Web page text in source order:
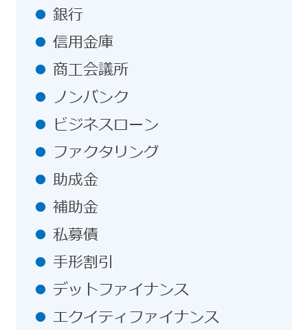
銀行
信用金庫
商工会議所
ノンバンク
ビジネスローン
ファクタリング
助成金
補助金
私募債
手形割引
デットファイナンス
エクイティファイナンス